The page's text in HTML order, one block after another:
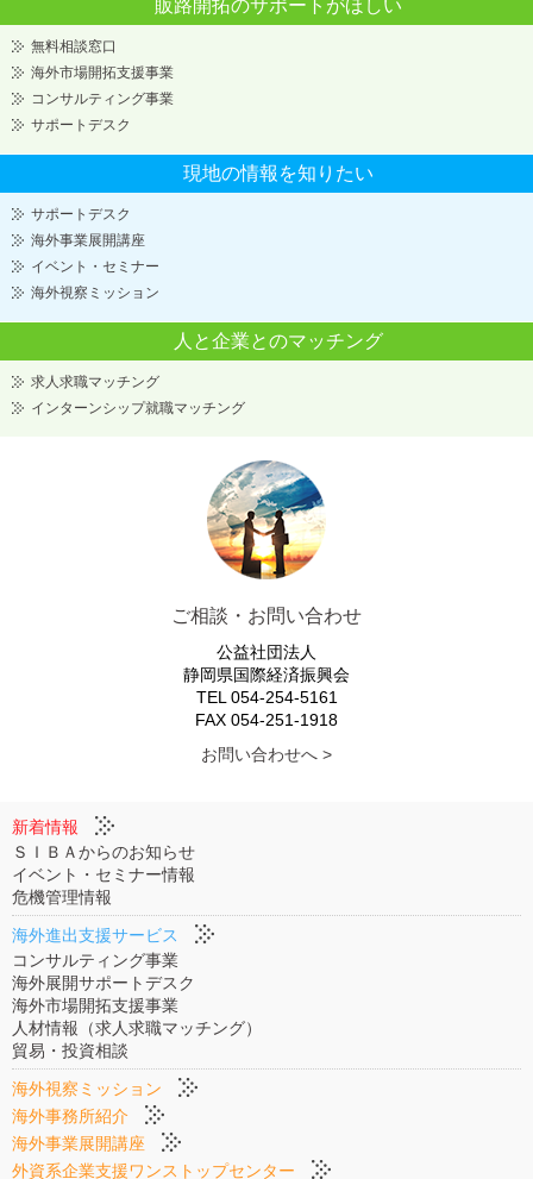
販路開拓のサポートがほしい
無料相談窓口
海外市場開拓支援事業
コンサルティング事業
サポートデスク
現地の情報を知りたい
サポートデスク
海外事業展開講座
イベント・セミナー
海外視察ミッション
人と企業とのマッチング
求人求職マッチング
インターンシップ就職マッチング
ご相談・お問い合わせ
公益社団法人
静岡県国際経済振興会
TEL 054-254-5161
FAX 054-251-1918
お問い合わせへ >
新着情報
ＳＩＢＡからのお知らせ
イベント・セミナー情報
危機管理情報
海外進出支援サービス
コンサルティング事業
海外展開サポートデスク
海外市場開拓支援事業
人材情報（求人求職マッチング）
貿易・投資相談
海外視察ミッション
海外事務所紹介
海外事業展開講座
外資系企業支援ワンストップセンター